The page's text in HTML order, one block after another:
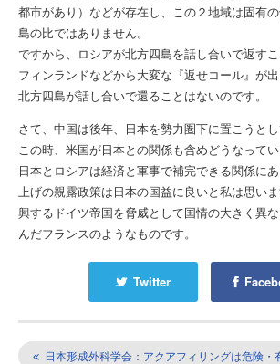
都市があり）などが存在し、この２地域は固有
島の比ではありません。
ですから、ロシアが北方四島を話し合いで返す
フィンランドなどから大変な『返せコール』が
北方四島が話し合いで還ることはないのです。
さて、中国は後年、日本を勢力圏下に置こうとし
この時、米国が日本との関係も含めどうなってい
日本とロシアは経済と軍事で補完できる関係に
上げの親露政策は日本の国益に良いと私は思い
興するドイツ帝国を脅威として国情の大きく異
んだフランスのようなものです。
Twitter
日本形成外科学会：アクアフィリングは危険